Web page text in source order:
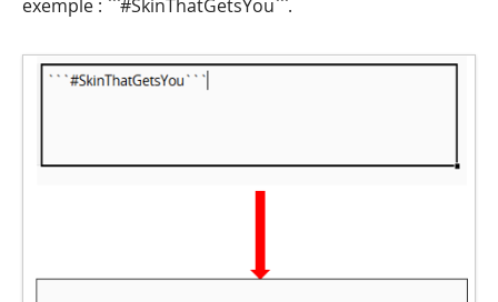
exemple : ```#SkinThatGetsYou```.